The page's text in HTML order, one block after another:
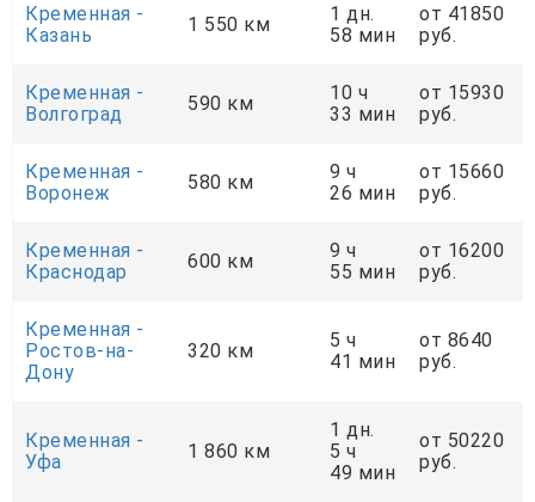
Кременная -
Казань
1 550 км
1 дн.
58 мин
от 41850
руб.
Кременная -
Волгоград
590 км
10 ч
33 мин
от 15930
руб.
Кременная -
Воронеж
580 км
9 ч
26 мин
от 15660
руб.
Кременная -
Краснодар
600 км
9 ч
55 мин
от 16200
руб.
Кременная -
Ростов-на-
Дону
320 км
5 ч
41 мин
от 8640
руб.
Кременная -
Уфа
1 860 км
1 дн.
5 ч
49 мин
от 50220
руб.